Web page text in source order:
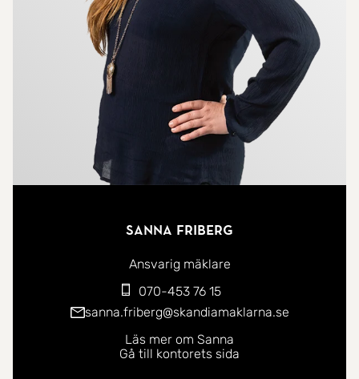
Sanna Friberg
Ansvarig mäklare
070-453 76 15
sanna.friberg@skandiamaklarna.se
Läs mer om Sanna
Gå till kontorets sida